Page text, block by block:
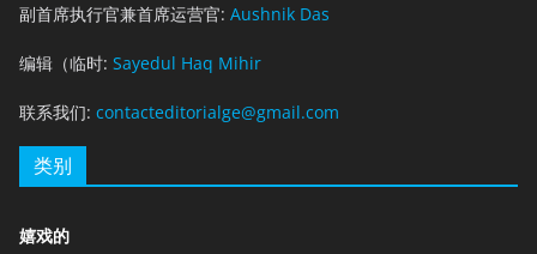
副首席执行官兼首席运营官: Aushnik Das
编辑（临时: Sayedul Haq Mihir
联系我们: contacteditorialge@gmail.com
类别
嬉戏的